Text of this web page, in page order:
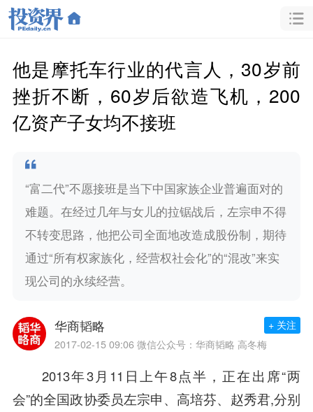
他是摩托车行业的代言人，30岁前
挫折不断，60岁后欲造飞机，200
亿资产子女均不接班
“富二代”不愿接班是当下中国家族企业普遍面对的
难题。在经过几年与女儿的拉锯战后，左宗申不得
不转变思路，他把公司全面地改造成股份制，期待
通过“所有权家族化，经营权社会化”的“混改”来实
现公司的永续经营。
华商韬略
2017-02-15 09:06 微信公众号：华商韬略 高冬梅
+ 关注
2013年3月11日上午8点半，正在出席“两
会”的全国政协委员左宗申、高培芬、赵秀君,分别